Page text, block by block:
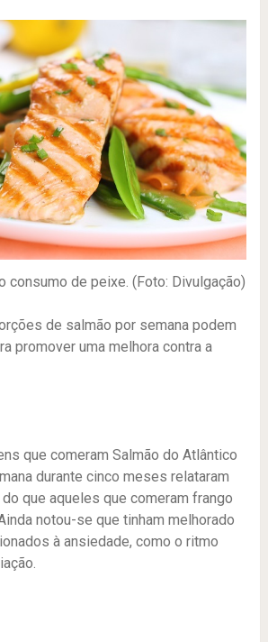
consumo de peixe. (Foto: Divulgação)
de salmão por semana podem
promover uma melhora contra a
que comeram Salmão do Atlântico
durante cinco meses relataram
que aqueles que comeram frango
notou-se que tinham melhorado
à ansiedade, como o ritmo